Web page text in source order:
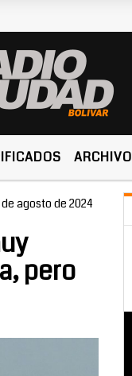
ARCHIVO
agosto de 2024
pero